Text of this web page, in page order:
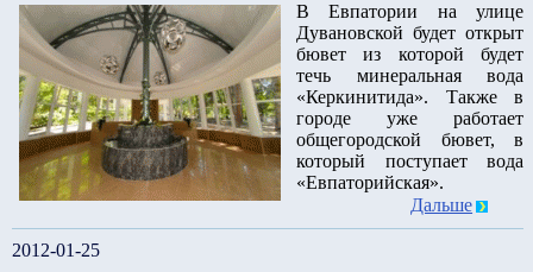
В Евпатории на улице
Дувановской будет открыт
бювет из которой будет
течь минеральная вода
«Керкинитида». Также в
городе уже работает
общегородской бювет, в
который поступает вода
«Евпаторийская».
Дальше
2012-01-25